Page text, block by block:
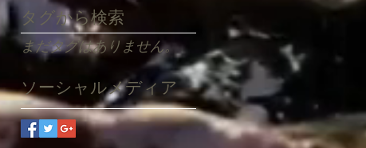
タグから検索
まだタグはありません。
ソーシャルメディア